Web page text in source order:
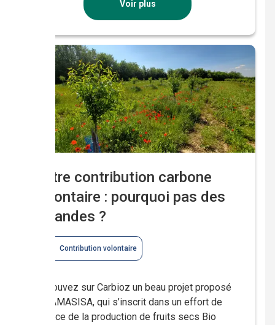
dans le cadre du Label Bas Carbone conforte le
Voir plus
Votre contribution carbone
volontaire : pourquoi pas des
amandes ?
Contribution volontaire
Retrouvez sur Carbioz un beau projet proposé
par AMASISA, qui s’inscrit dans un effort de
relance de la production de fruits secs Bio